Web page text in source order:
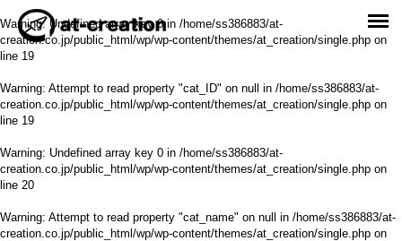
Warning: Undefined array key 0 in /home/ss386883/at-
creation.co.jp/public_html/wp/wp-content/themes/at_creation/single.php on
line 19
Warning: Attempt to read property "cat_ID" on null in /home/ss386883/at-
creation.co.jp/public_html/wp/wp-content/themes/at_creation/single.php on
line 19
Warning: Undefined array key 0 in /home/ss386883/at-
creation.co.jp/public_html/wp/wp-content/themes/at_creation/single.php on
line 20
Warning: Attempt to read property "cat_name" on null in /home/ss386883/at-
creation.co.jp/public_html/wp/wp-content/themes/at_creation/single.php on